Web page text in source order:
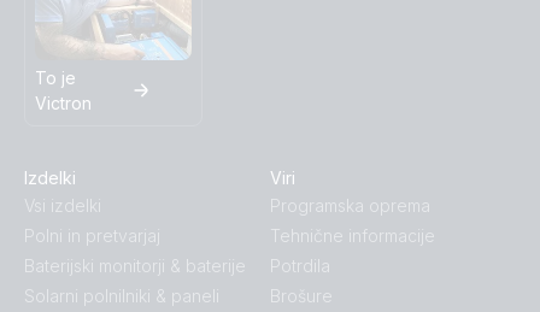
To je
Victron
Izdelki
Vsi izdelki
Polni in pretvarjaj
Baterijski monitorji & baterije
Solarni polnilniki & paneli
Viri
Programska oprema
Tehnične informacije
Potrdila
Brošure